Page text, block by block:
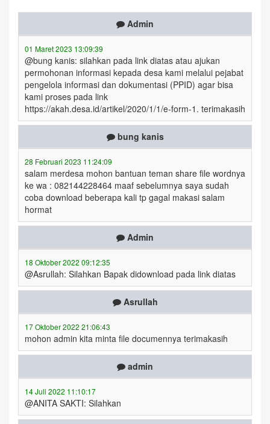
Admin
01 Maret 2023 13:09:39
@bung kanis: silahkan pada link diatas atau ajukan
permohonan informasi kepada desa kami melalui pejabat
pengelola informasi dan dokumentasi (PPID) agar bisa
kami proses pada link
https://akah.desa.id/artikel/2020/1/1/e-form-1. terimakasih
bung kanis
28 Februari 2023 11:24:09
salam merdesa mohon bantuan teman share file wordnya
ke wa : 082144228464 maaf sebelumnya saya sudah
coba download beberapa kali tp gagal makasi salam
hormat
Admin
18 Oktober 2022 09:12:35
@Asrullah: Silahkan Bapak didownload pada link diatas
Asrullah
17 Oktober 2022 21:06:43
mohon admin kita minta file documennya terimakasih
admin
14 Juli 2022 11:10:17
@ANITA SAKTI: Silahkan